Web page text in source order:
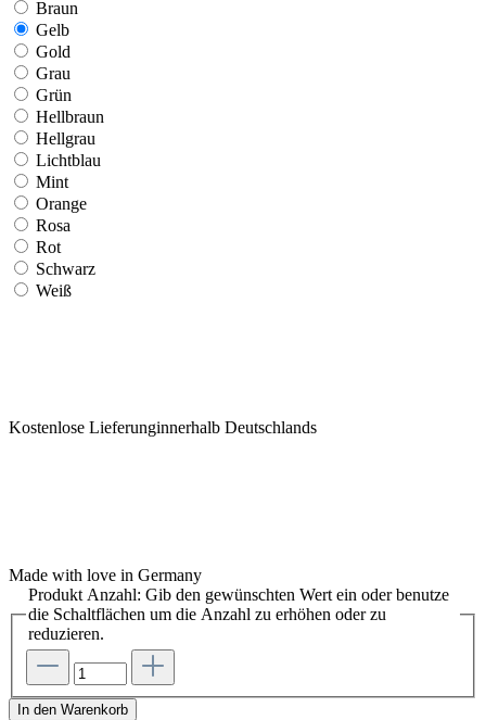
Braun
Gelb
Gold
Grau
Grün
Hellbraun
Hellgrau
Lichtblau
Mint
Orange
Rosa
Rot
Schwarz
Weiß
Kostenlose Lieferunginnerhalb Deutschlands
Made with love in Germany
Produkt Anzahl: Gib den gewünschten Wert ein oder benutze
die Schaltflächen um die Anzahl zu erhöhen oder zu
reduzieren.
In den Warenkorb